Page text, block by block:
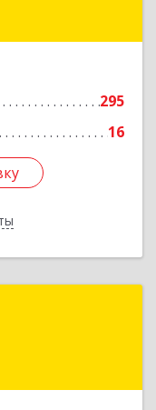
295
16
Губкинский р-н,